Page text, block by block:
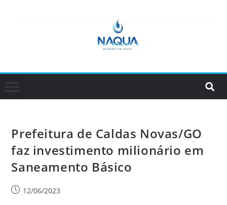
Prefeitura de Caldas Novas/GO
faz investimento milionário em
Saneamento Básico
12/06/2023